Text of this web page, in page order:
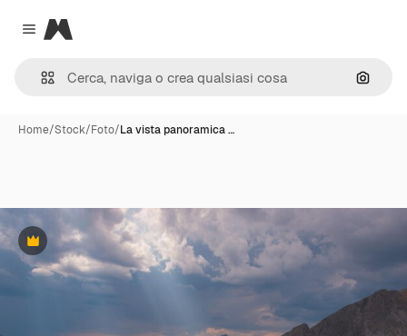
Close menu
Magnific
Cerca
Home/Stock/Foto/La vista panoramica …
Premium